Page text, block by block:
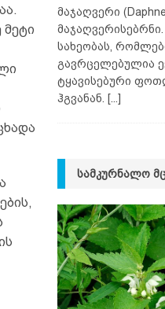
მეტი
მაჯაღვერი
სახეობას,
გავრცელებულია
ტყავისებური
ჰგვანან. [...]
ᲡᲐᲛᲙᲣᲠᲜᲐᲚᲝ